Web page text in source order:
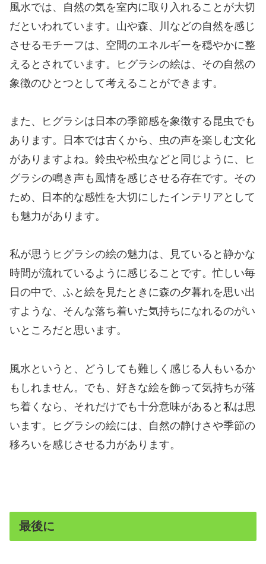
風水では、自然の気を室内に取り入れることが大切
だといわれています。山や森、川などの自然を感じ
させるモチーフは、空間のエネルギーを穏やかに整
えるとされています。ヒグラシの絵は、その自然の
象徴のひとつとして考えることができます。
また、ヒグラシは日本の季節感を象徴する昆虫でも
あります。日本では古くから、虫の声を楽しむ文化
がありますよね。鈴虫や松虫などと同じように、ヒ
グラシの鳴き声も風情を感じさせる存在です。その
ため、日本的な感性を大切にしたインテリアとして
も魅力があります。
私が思うヒグラシの絵の魅力は、見ていると静かな
時間が流れているように感じることです。忙しい毎
日の中で、ふと絵を見たときに森の夕暮れを思い出
すような、そんな落ち着いた気持ちになれるのがい
いところだと思います。
風水というと、どうしても難しく感じる人もいるか
もしれません。でも、好きな絵を飾って気持ちが落
ち着くなら、それだけでも十分意味があると私は思
います。ヒグラシの絵には、自然の静けさや季節の
移ろいを感じさせる力があります。
最後に